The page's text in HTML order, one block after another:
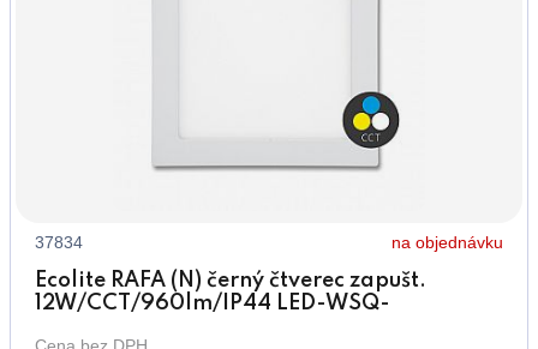
37834 na objednávku
Ecolite RAFA (N) černý čtverec zapušt.
12W/CCT/960lm/IP44 LED-WSQ-